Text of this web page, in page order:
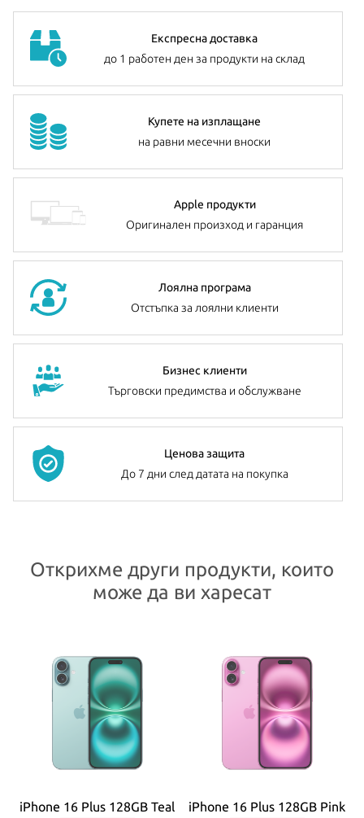
Експресна доставка
до 1 работен ден за продукти на склад
Купете на изплащане
на равни месечни вноски
Apple продукти
Оригинален произход и гаранция
Лоялна програма
Отстъпка за лоялни клиенти
Бизнес клиенти
Търговски предимства и обслужване
Ценова защита
До 7 дни след датата на покупка
Открихме други продукти, които
може да ви харесат
iPhone 16 Plus 128GB Teal iPhone 16 Plus 128GB Pink